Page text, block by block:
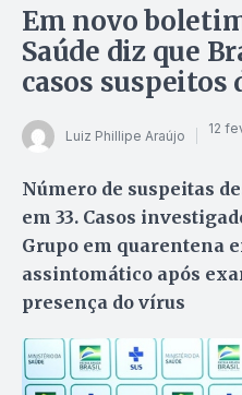
Em novo
Saúde diz que
casos suspeitos
Luiz Phillipe Araújo 12
Número de suspeitas
em 33. Casos
Grupo em quarentena
assintomático após
presença do vírus